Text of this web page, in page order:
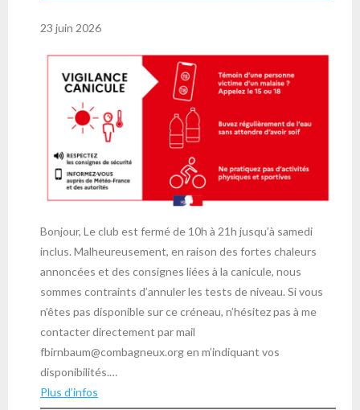
23 juin 2026
Bonjour, Le club est fermé de 10h à 21h jusqu’à samedi
inclus. Malheureusement, en raison des fortes chaleurs
annoncées et des consignes liées à la canicule, nous
sommes contraints d’annuler les tests de niveau. Si vous
n’êtes pas disponible sur ce créneau, n’hésitez pas à me
contacter directement par mail
fbirnbaum@combagneux.org en m’indiquant vos
disponibilités.…
Plus d’infos